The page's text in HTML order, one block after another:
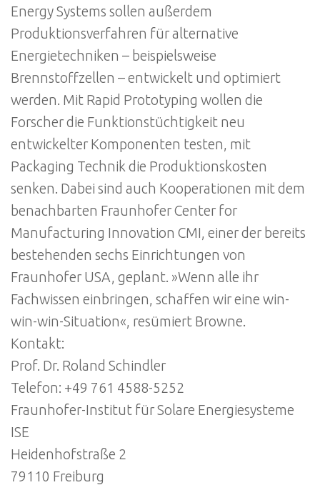
Energy Systems sollen außerdem
Produktionsverfahren für alternative
Energietechniken – beispielsweise
Brennstoffzellen – entwickelt und optimiert
werden. Mit Rapid Prototyping wollen die
Forscher die Funktionstüchtigkeit neu
entwickelter Komponenten testen, mit
Packaging Technik die Produktionskosten
senken. Dabei sind auch Kooperationen mit dem
benachbarten Fraunhofer Center for
Manufacturing Innovation CMI, einer der bereits
bestehenden sechs Einrichtungen von
Fraunhofer USA, geplant. »Wenn alle ihr
Fachwissen einbringen, schaffen wir eine win-
win-win-Situation«, resümiert Browne.
Kontakt:
Prof. Dr. Roland Schindler
Telefon: +49 761 4588-5252
Fraunhofer-Institut für Solare Energiesysteme
ISE
Heidenhofstraße 2
79110 Freiburg